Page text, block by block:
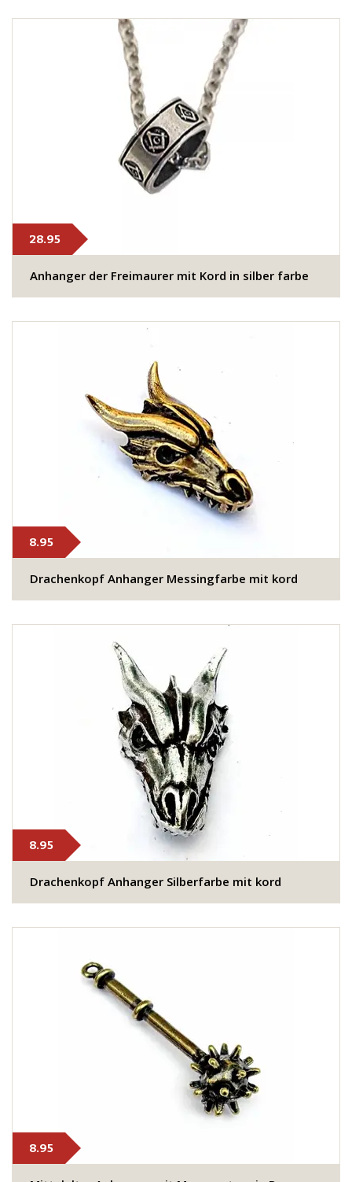
28.95
Anhanger der Freimaurer​ mit Kord in silber farbe
8.95
Drachenkopf Anhanger Messingfarbe mit kord
8.95
Drachenkopf Anhanger Silberfarbe mit kord
8.95